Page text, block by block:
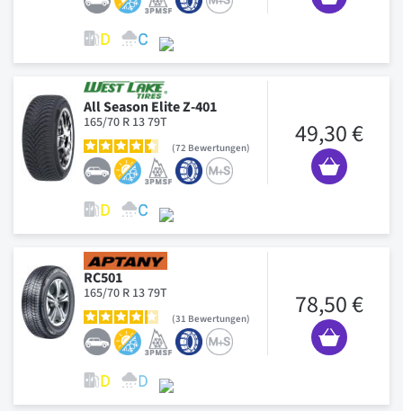
All Season Elite Z-401
165/70 R 13 79T
72 Bewertungen 49,30 €
RC501
165/70 R 13 79T
31 Bewertungen 78,50 €